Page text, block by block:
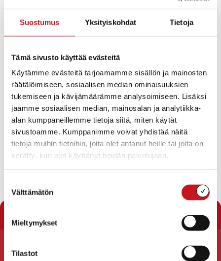
Suostumus Yksityiskohdat Tietoja
Tämä sivusto käyttää evästeitä
Käytämme evästeitä tarjoamamme sisällön ja mainosten
räätälöimiseen, sosiaalisen median ominaisuuksien
tukemiseen ja kävijämäärämme analysoimiseen. Lisäksi
jaamme sosiaalisen median, mainosalan ja analytiikka-
alan kumppaneillemme tietoja siitä, miten käytät
sivustoamme. Kumppanimme voivat yhdistää näitä
tietoja muihin tietoihin, joita olet antanut heille tai joita on
kerätty, kun olet käyttänyt heidän palvelujaan.
valinta
Välttämätön
Mieltymykset
Tilastot
asukastilaisuus
Tapahtumat asukastilaisuus
Tapahtumat
NoticeEi tuloksia.
Etsi
aja
Näkymät
navigointi
Etsi
ShowLista
Tuleva
Valitse
päivä.
EdellisetTapahtumat Tänään
Seuraavat
Rautalammin kunta